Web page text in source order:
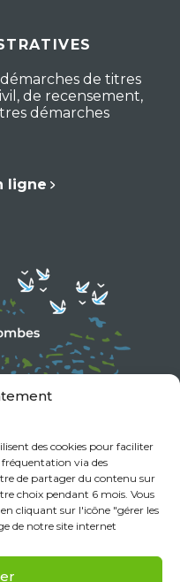
des cookies pour faciliter
via des
de partager du contenu sur
choix pendant 6 mois. Vous
cliquant sur l'icône "gérer les
de notre site internet
de titres
de recensement,
démarches
ligne